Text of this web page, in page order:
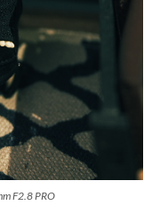
F2.8 PRO